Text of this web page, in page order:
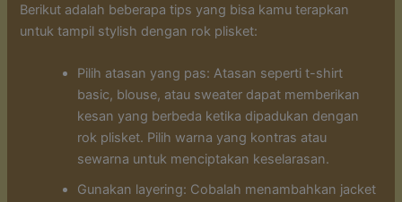
Berikut adalah beberapa tips yang bisa kamu terapkan
untuk tampil stylish dengan rok plisket:
Pilih atasan yang pas: Atasan seperti t-shirt
basic, blouse, atau sweater dapat memberikan
kesan yang berbeda ketika dipadukan dengan
rok plisket. Pilih warna yang kontras atau
sewarna untuk menciptakan keselarasan.
Gunakan layering: Cobalah menambahkan jacket